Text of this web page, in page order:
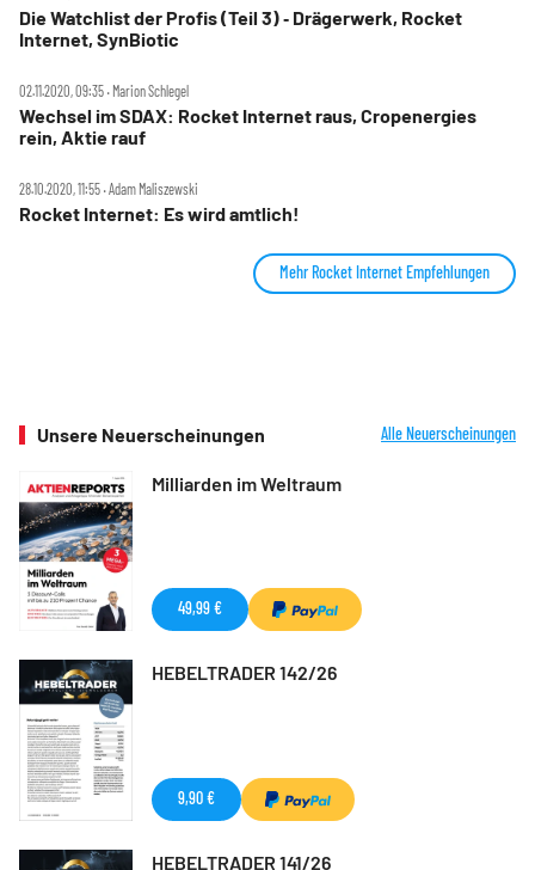
Die Watchlist der Profis (Teil 3) ‑ Drägerwerk, Rocket
Internet, SynBiotic
02.11.2020, 09:35 ‧ Marion Schlegel
Wechsel im SDAX: Rocket Internet raus, Cropenergies
rein, Aktie rauf
28.10.2020, 11:55 ‧ Adam Maliszewski
Rocket Internet: Es wird amtlich!
Mehr Rocket Internet Empfehlungen
Unsere Neuerscheinungen Alle Neuerscheinungen
Milliarden im Weltraum
49,99 €
HEBELTRADER 142/26
9,90 €
HEBELTRADER 141/26